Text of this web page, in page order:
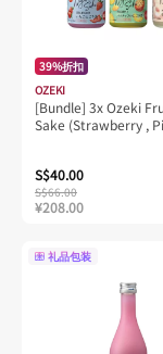
39%折扣
OZEKI
[Bundle] 3x Ozeki
Sake (Strawberry ,
S$40.00
S$66.00
¥208.00
礼品包装